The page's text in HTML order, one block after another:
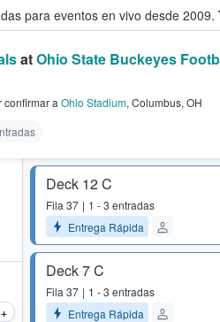
para eventos en vivo desde 2009.
y venta de entradas
atOhio State Buckeyes
confirmara Ohio Stadium, Columbus, OH
Deck 12 C
Fila 37
1 - 3 entradas
Entrega Rápida
Deck 7 C
Fila 37
1 - 3 entradas
Entrega Rápida